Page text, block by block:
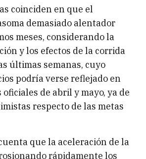
coinciden en que el
demasiado alentador
meses, considerando la
y los efectos de la corrida
últimas semanas, cuyo
podría verse reflejado en
de abril y mayo, ya de
respecto de las metas
que la aceleración de la
rápidamente los